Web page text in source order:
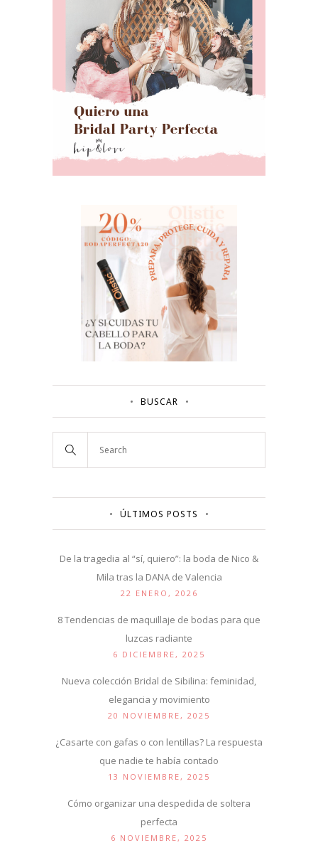
BUSCAR
ÚLTIMOS POSTS
De la tragedia al “sí, quiero”: la boda de Nico &
Mila tras la DANA de Valencia
22 ENERO, 2026
8 Tendencias de maquillaje de bodas para que
luzcas radiante
6 DICIEMBRE, 2025
Nueva colección Bridal de Sibilina: feminidad,
elegancia y movimiento
20 NOVIEMBRE, 2025
¿Casarte con gafas o con lentillas? La respuesta
que nadie te había contado
13 NOVIEMBRE, 2025
Cómo organizar una despedida de soltera
perfecta
6 NOVIEMBRE, 2025